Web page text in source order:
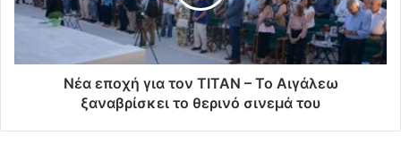
Νέα εποχή για τον ΤΙΤΑΝ – Το Αιγάλεω
ξαναβρίσκει το θερινό σινεμά του